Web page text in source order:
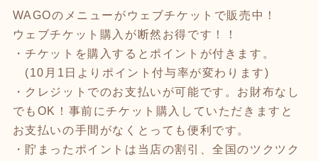
WAGOのメニューがウェブチケットで販売中！
ウェブチケット購入が断然お得です！！
・チケットを購入するとポイントが付きます。
(10月1日よりポイント付与率が変わります)
・クレジットでのお支払いが可能です。お財布なし
でもOK！事前にチケット購入していただきますと
お支払いの手間がなくとっても便利です。
・貯まったポイントは当店の割引、全国のツクツク